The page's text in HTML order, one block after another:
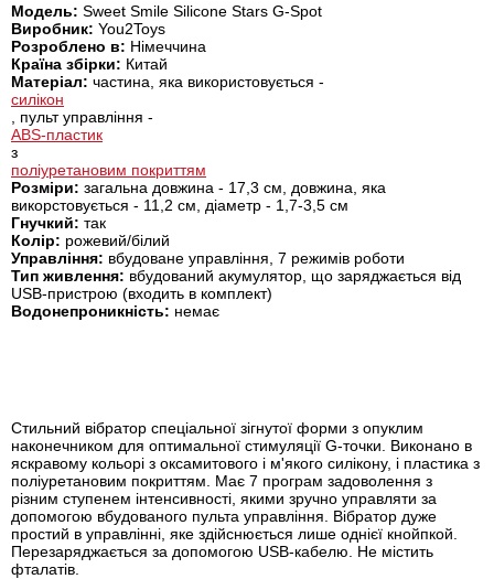
Модель: Sweet Smile Silicone Stars G-Spot
Виробник: You2Toys
Розроблено в: Німеччина
Країна збірки: Китай
Матеріал: частина, яка використовується -
силікон
, пульт управління -
ABS-пластик
з
поліуретановим покриттям
Розміри: загальна довжина - 17,3 см, довжина, яка
викорстовується - 11,2 см, діаметр - 1,7-3,5 см
Гнучкий: так
Колір: рожевий/білий
Управління: вбудоване управління, 7 режимів роботи
Тип живлення: вбудований акумулятор, що заряджається від
USB-пристрою (входить в комплект)
Водонепроникність: немає
Стильний вібратор спеціальної зігнутої форми з опуклим
наконечником для оптимальної стимуляції G-точки. Виконано в
яскравому кольорі з оксамитового і м'якого силікону, і пластика з
поліуретановим покриттям. Має 7 програм задоволення з
різним ступенем інтенсивності, якими зручно управляти за
допомогою вбудованого пульта управління. Вібратор дуже
простий в управлінні, яке здійснюється лише однієї кнойпкой.
Перезаряджається за допомогою USB-кабелю. Не містить
фталатів.